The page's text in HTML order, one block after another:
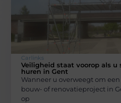
Carlinks
Veiligheid staat voorop als u
huren in Gent
Wanneer u overweegt om
bouw- of renovatieproject in
op